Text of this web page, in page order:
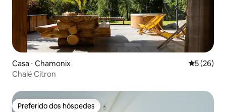
Casa ⋅ Chamonix 5 de uma
5 (26)
Chalé Citron
Preferido dos hóspedes